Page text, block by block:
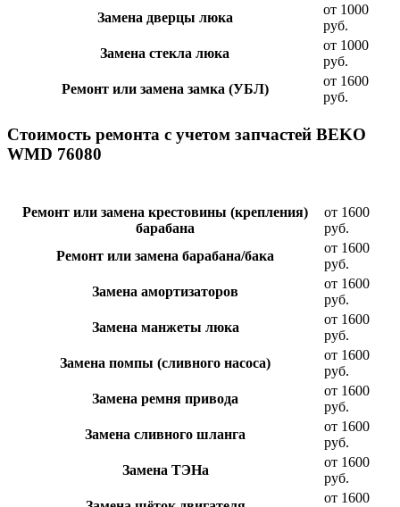
Замена дверцы люка
от 1000
руб.
Замена стекла люка
от 1000
руб.
Ремонт или замена замка (УБЛ)
от 1600
руб.
Стоимость ремонта с учетом запчастей BEKO
WMD 76080
Ремонт или замена крестовины (крепления)
барабана
от 1600
руб.
Ремонт или замена барабана/бака
от 1600
руб.
Замена амортизаторов
от 1600
руб.
Замена манжеты люка
от 1600
руб.
Замена помпы (сливного насоса)
от 1600
руб.
Замена ремня привода
от 1600
руб.
Замена сливного шланга
от 1600
руб.
Замена ТЭНа
от 1600
руб.
от 1600